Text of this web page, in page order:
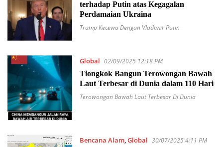
terhadap Putin atas Kegagalan
Perdamaian Ukraina
Trump Kecewa Dengan Vladimir Putin
Global 02/09/2025 12:18 PM
Tiongkok Bangun Terowongan Bawah
Laut Terbesar di Dunia dalam 110 Hari
Terowongan Bawah Laut Terbesar Di Dunia
Bencana Alam,Global 30/07/2025 4:11 PM